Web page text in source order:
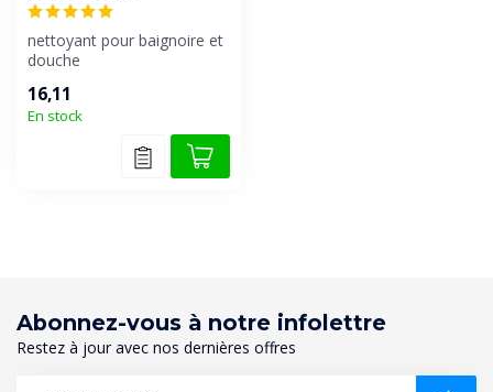
nettoyant pour baignoire et
douche
16,11
En stock
Abonnez-vous à notre infolettre
Restez à jour avec nos dernières offres